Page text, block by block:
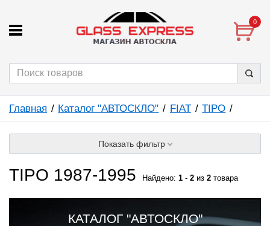
0
Главная Каталог "АВТОСКЛО" FIAT TIPO
Показать фильтр
TIPO 1987-1995 Найдено: 1 - 2 из 2 товара
КАТАЛОГ "АВТОСКЛО"